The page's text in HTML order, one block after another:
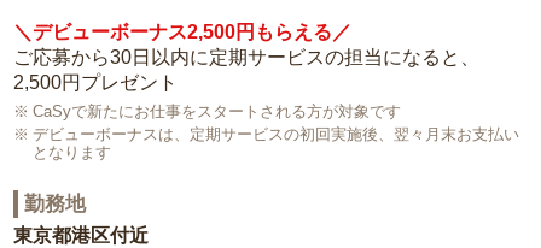
＼デビューボーナス2,500円もらえる／
ご応募から30日以内に定期サービスの担当になると、
2,500円プレゼント
CaSyで新たにお仕事をスタートされる方が対象です
デビューボーナスは、定期サービスの初回実施後、翌々月末お支払い
となります
勤務地
東京都港区付近